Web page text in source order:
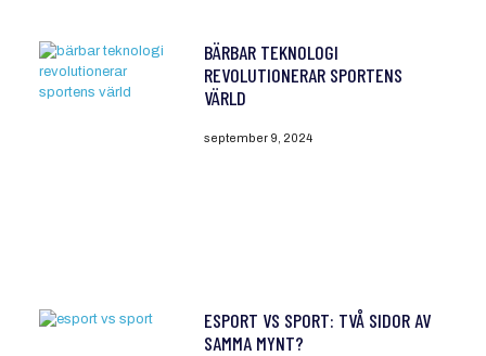
BÄRBAR TEKNOLOGI
REVOLUTIONERAR SPORTENS
VÄRLD
september 9, 2024
ESPORT VS SPORT: TVÅ SIDOR AV
SAMMA MYNT?